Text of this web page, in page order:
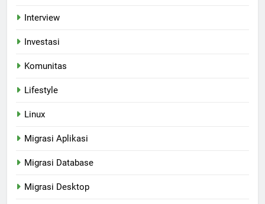
Interview
Investasi
Komunitas
Lifestyle
Linux
Migrasi Aplikasi
Migrasi Database
Migrasi Desktop